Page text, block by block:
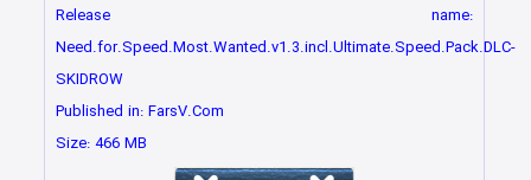
Release name:
Need.for.Speed.Most.Wanted.v1.3.incl.Ultimate.Speed.Pack.DLC-
SKIDROW
Published in: FarsV.Com
Size: 466 MB